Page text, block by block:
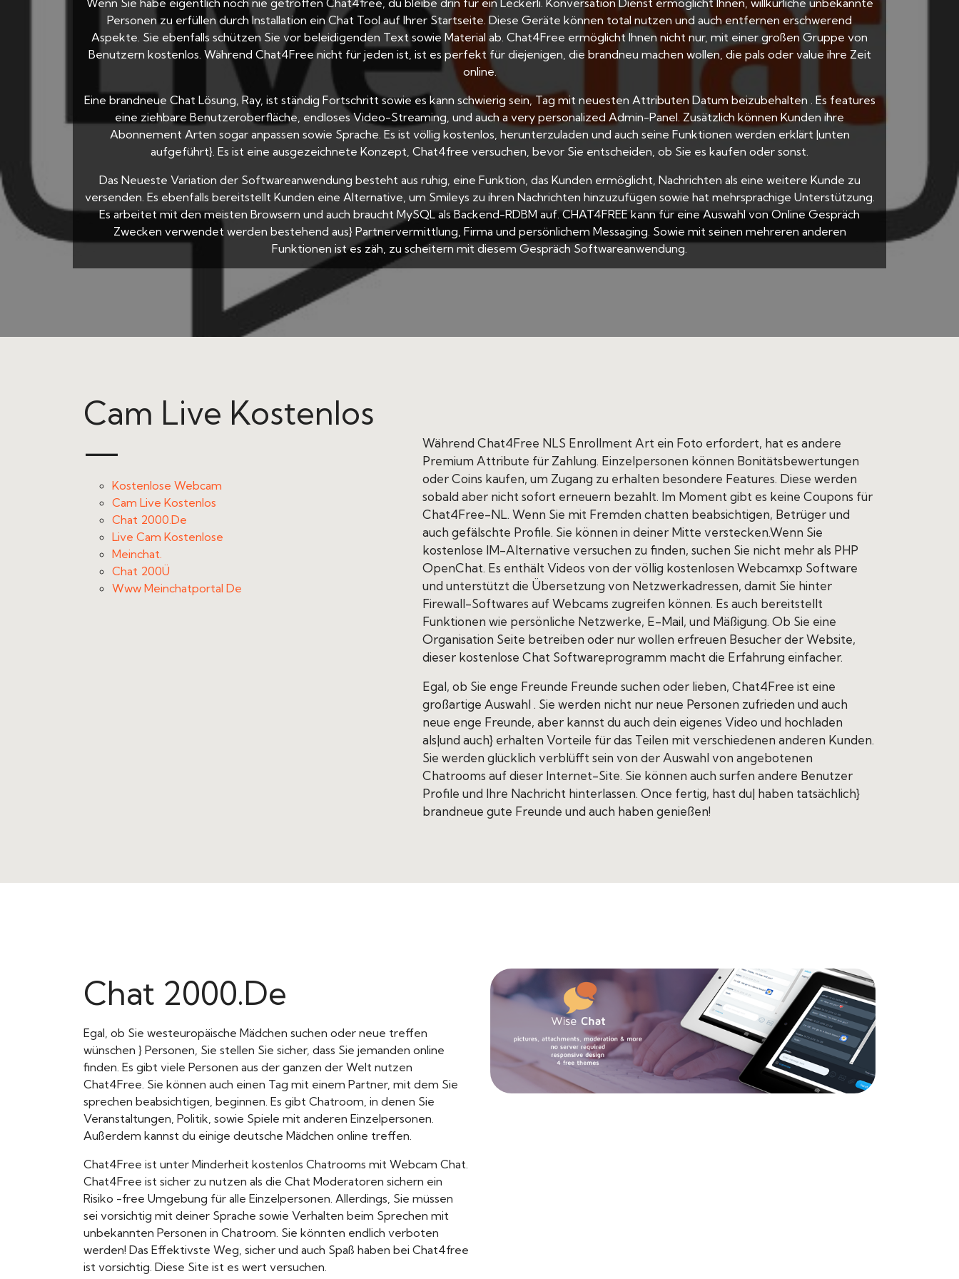
Wenn Sie habe eigentlich noch nie getroffen Chat4free, du bleibe drin für ein Leckerli. Konversation Dienst ermöglicht Ihnen, willkürliche unbekannte
Personen zu erfüllen durch Installation ein Chat Tool auf Ihrer Startseite. Diese Geräte können total nutzen und auch entfernen erschwerend
Aspekte. Sie ebenfalls schützen Sie vor beleidigenden Text sowie Material ab. Chat4Free ermöglicht Ihnen nicht nur, mit einer großen Gruppe von
Benutzern kostenlos. Während Chat4Free nicht für jeden ist, ist es perfekt für diejenigen, die brandneu machen wollen, die pals oder value ihre Zeit
online.
Eine brandneue Chat Lösung, Ray, ist ständig Fortschritt sowie es kann schwierig sein, Tag mit neuesten Attributen Datum beizubehalten . Es features
eine ziehbare Benutzeroberfläche, endloses Video-Streaming, und auch a very personalized Admin-Panel. Zusätzlich können Kunden ihre
Abonnement Arten sogar anpassen sowie Sprache. Es ist völlig kostenlos, herunterzuladen und auch seine Funktionen werden erklärt |unten
aufgeführt}. Es ist eine ausgezeichnete Konzept, Chat4free versuchen, bevor Sie entscheiden, ob Sie es kaufen oder sonst.
Das Neueste Variation der Softwareanwendung besteht aus ruhig, eine Funktion, das Kunden ermöglicht, Nachrichten als eine weitere Kunde zu
versenden. Es ebenfalls bereitstellt Kunden eine Alternative, um Smileys zu ihren Nachrichten hinzuzufügen sowie hat mehrsprachige Unterstützung.
Es arbeitet mit den meisten Browsern und auch braucht MySQL als Backend-RDBM auf. CHAT4FREE kann für eine Auswahl von Online Gespräch
Zwecken verwendet werden bestehend aus} Partnervermittlung, Firma und persönlichem Messaging. Sowie mit seinen mehreren anderen
Funktionen ist es zäh, zu scheitern mit diesem Gespräch Softwareanwendung.
Cam Live Kostenlos
—
Kostenlose Webcam
Cam Live Kostenlos
Chat 2000.De
Live Cam Kostenlose
Meinchat.
Chat 200Ü
Www Meinchatportal De
Während Chat4Free NLS Enrollment Art ein Foto erfordert, hat es andere
Premium Attribute für Zahlung. Einzelpersonen können Bonitätsbewertungen
oder Coins kaufen, um Zugang zu erhalten besondere Features. Diese werden
sobald aber nicht sofort erneuern bezahlt. Im Moment gibt es keine Coupons für
Chat4Free-NL. Wenn Sie mit Fremden chatten beabsichtigen, Betrüger und
auch gefälschte Profile. Sie können in deiner Mitte verstecken.Wenn Sie
kostenlose IM-Alternative versuchen zu finden, suchen Sie nicht mehr als PHP
OpenChat. Es enthält Videos von der völlig kostenlosen Webcamxp Software
und unterstützt die Übersetzung von Netzwerkadressen, damit Sie hinter
Firewall-Softwares auf Webcams zugreifen können. Es auch bereitstellt
Funktionen wie persönliche Netzwerke, E-Mail, und Mäßigung. Ob Sie eine
Organisation Seite betreiben oder nur wollen erfreuen Besucher der Website,
dieser kostenlose Chat Softwareprogramm macht die Erfahrung einfacher.
Egal, ob Sie enge Freunde Freunde suchen oder lieben, Chat4Free ist eine
großartige Auswahl . Sie werden nicht nur neue Personen zufrieden und auch
neue enge Freunde, aber kannst du auch dein eigenes Video und hochladen
als|und auch} erhalten Vorteile für das Teilen mit verschiedenen anderen Kunden.
Sie werden glücklich verblüfft sein von der Auswahl von angebotenen
Chatrooms auf dieser Internet-Site. Sie können auch surfen andere Benutzer
Profile und Ihre Nachricht hinterlassen. Once fertig, hast du| haben tatsächlich}
brandneue gute Freunde und auch haben genießen!
Chat 2000.De
Egal, ob Sie westeuropäische Mädchen suchen oder neue treffen
wünschen } Personen, Sie stellen Sie sicher, dass Sie jemanden online
finden. Es gibt viele Personen aus der ganzen der Welt nutzen
Chat4Free. Sie können auch einen Tag mit einem Partner, mit dem Sie
sprechen beabsichtigen, beginnen. Es gibt Chatroom, in denen Sie
Veranstaltungen, Politik, sowie Spiele mit anderen Einzelpersonen.
Außerdem kannst du einige deutsche Mädchen online treffen.
Chat4Free ist unter Minderheit kostenlos Chatrooms mit Webcam Chat.
Chat4Free ist sicher zu nutzen als die Chat Moderatoren sichern ein
Risiko -free Umgebung für alle Einzelpersonen. Allerdings, Sie müssen
sei vorsichtig mit deiner Sprache sowie Verhalten beim Sprechen mit
unbekannten Personen in Chatroom. Sie könnten endlich verboten
werden! Das Effektivste Weg, sicher und auch Spaß haben bei Chat4free
ist vorsichtig. Diese Site ist es wert versuchen.